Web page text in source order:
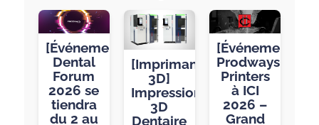
[Événement]
Dental
Forum
2026 se
tiendra
du 2 au
[Imprimante
3D]
Impression
3D
Dentaire
[Événement]
Prodways
Printers
à ICI
2026 –
Grand